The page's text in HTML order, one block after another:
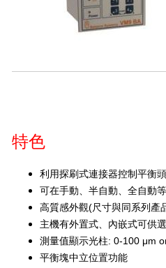
特色
利用探刷式連接器控制平衡頭
可在手動、半自動、全自動
高質感外觀(尺寸與同系列產
主機有外置式、內嵌式可供
測量值顯示光柱: 0-100 μm
平衡塊中立位置功能